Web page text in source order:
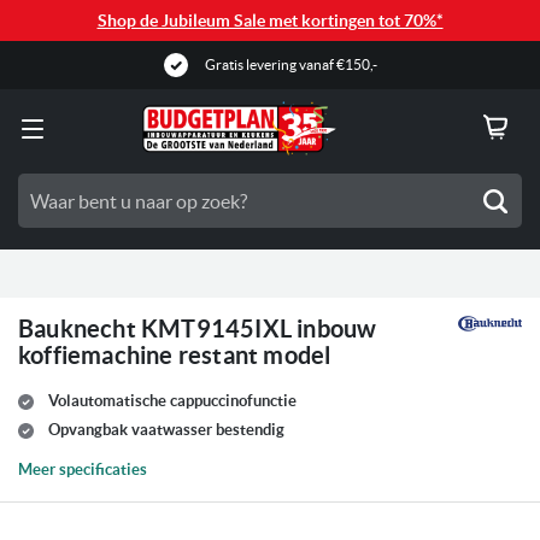
Shop de Jubileum Sale met kortingen tot 70%*
Gratis levering vanaf €150,-
Bauknecht KMT9145IXL inbouw
koffiemachine restant model
Volautomatische cappuccinofunctie
Opvangbak vaatwasser bestendig
Meer specificaties